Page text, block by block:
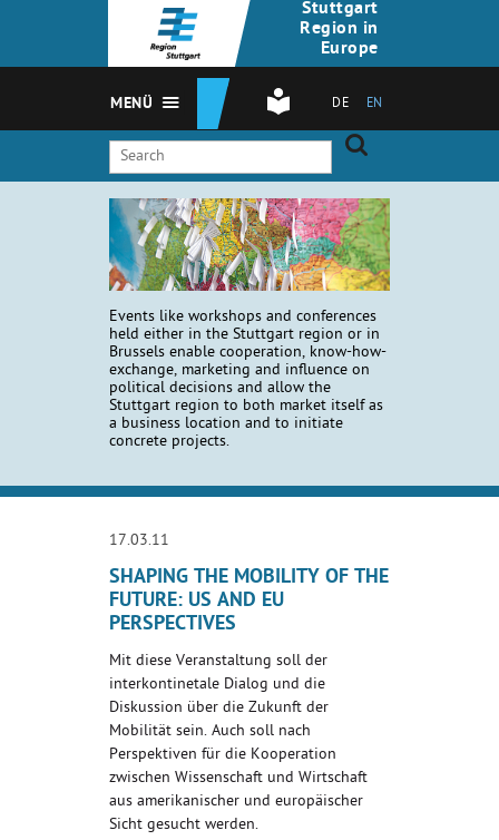
Stuttgart
Region in
Europe
DE EN
MENÜ
Events like workshops and conferences
held either in the Stuttgart region or in
Brussels enable cooperation, know-how-
exchange, marketing and influence on
political decisions and allow the
Stuttgart region to both market itself as
a business location and to initiate
concrete projects.
17.03.11
SHAPING THE MOBILITY OF THE
FUTURE: US AND EU
PERSPECTIVES
Mit diese Veranstaltung soll der
interkontinetale Dialog und die
Diskussion über die Zukunft der
Mobilität sein. Auch soll nach
Perspektiven für die Kooperation
zwischen Wissenschaft und Wirtschaft
aus amerikanischer und europäischer
Sicht gesucht werden.